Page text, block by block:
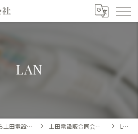
LAN
品川区で電気工事なら土田電設販合同会社 土田電設販合同会社の特徴 LAN